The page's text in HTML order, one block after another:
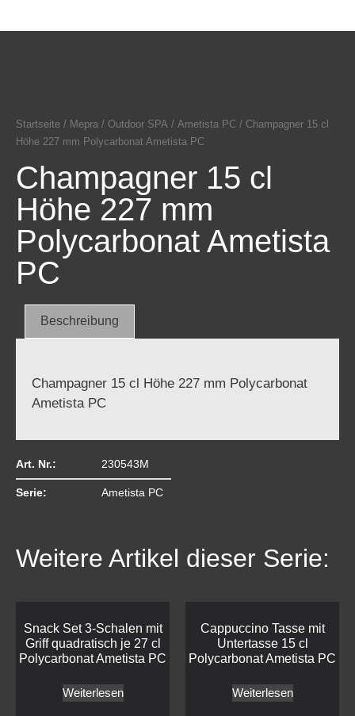
Startseite / Mepra / Outdoor SPA / Ametista PC / Champagner 15 cl
Höhe 227 mm Polycarbonat Ametista PC
Champagner 15 cl
Höhe 227 mm
Polycarbonat Ametista
PC
Beschreibung
Champagner 15 cl Höhe 227 mm Polycarbonat
Ametista PC
Art. Nr.: 230543M
Serie: Ametista PC
Weitere Artikel dieser Serie:
Snack Set 3-Schalen mit
Griff quadratisch je 27 cl
Polycarbonat Ametista PC
Weiterlesen
Cappuccino Tasse mit
Untertasse 15 cl
Polycarbonat Ametista PC
Weiterlesen